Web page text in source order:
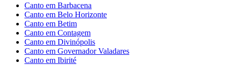
Canto em Barbacena
Canto em Belo Horizonte
Canto em Betim
Canto em Contagem
Canto em Divinópolis
Canto em Governador Valadares
Canto em Ibirité